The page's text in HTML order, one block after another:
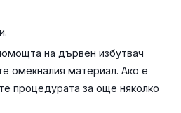
на дървен избутвач
омекналия материал. Ако е
процедурата за още няколко